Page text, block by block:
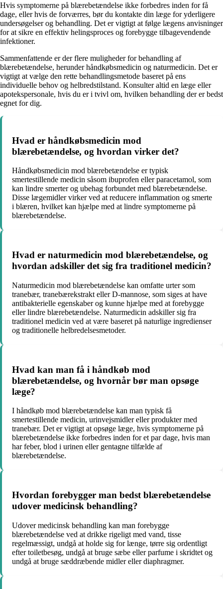
Hvis symptomerne på blærebetændelse ikke forbedres inden for få
dage, eller hvis de forværres, bør du kontakte din læge for yderligere
undersøgelser og behandling. Det er vigtigt at følge lægens anvisninger
for at sikre en effektiv helingsproces og forebygge tilbagevendende
infektioner.
Sammenfattende er der flere muligheder for behandling af
blærebetændelse, herunder håndkøbsmedicin og naturmedicin. Det er
vigtigt at vælge den rette behandlingsmetode baseret på ens
individuelle behov og helbredstilstand. Konsulter altid en læge eller
apotekspersonale, hvis du er i tvivl om, hvilken behandling der er bedst
egnet for dig.
Hvad er håndkøbsmedicin mod
blærebetændelse, og hvordan virker det?
Håndkøbsmedicin mod blærebetændelse er typisk
smertestillende medicin såsom ibuprofen eller paracetamol, som
kan lindre smerter og ubehag forbundet med blærebetændelse.
Disse lægemidler virker ved at reducere inflammation og smerte
i blæren, hvilket kan hjælpe med at lindre symptomerne på
blærebetændelse.
Hvad er naturmedicin mod blærebetændelse, og
hvordan adskiller det sig fra traditionel medicin?
Naturmedicin mod blærebetændelse kan omfatte urter som
tranebær, tranebærekstrakt eller D-mannose, som siges at have
antibakterielle egenskaber og kunne hjælpe med at forebygge
eller lindre blærebetændelse. Naturmedicin adskiller sig fra
traditionel medicin ved at være baseret på naturlige ingredienser
og traditionelle helbredelsesmetoder.
Hvad kan man få i håndkøb mod
blærebetændelse, og hvornår bør man opsøge
læge?
I håndkøb mod blærebetændelse kan man typisk få
smertestillende medicin, urinvejsmidler eller produkter med
tranebær. Det er vigtigt at opsøge læge, hvis symptomerne på
blærebetændelse ikke forbedres inden for et par dage, hvis man
har feber, blod i urinen eller gentagne tilfælde af
blærebetændelse.
Hvordan forebygger man bedst blærebetændelse
udover medicinsk behandling?
Udover medicinsk behandling kan man forebygge
blærebetændelse ved at drikke rigeligt med vand, tisse
regelmæssigt, undgå at holde sig for længe, tørre sig ordentligt
efter toiletbesøg, undgå at bruge sæbe eller parfume i skridtet og
undgå at bruge sæddræbende midler eller diaphragmer.